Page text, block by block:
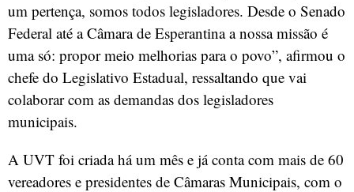
um pertença, somos todos legisladores. Desde o Senado
Federal até a Câmara de Esperantina a nossa missão é
uma só: propor meio melhorias para o povo”, afirmou o
chefe do Legislativo Estadual, ressaltando que vai
colaborar com as demandas dos legisladores
municipais.
A UVT foi criada há um mês e já conta com mais de 60
vereadores e presidentes de Câmaras Municipais, com o